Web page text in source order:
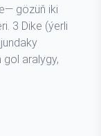
gözüň iki
3 Dike (ýerli
gol aralygy,